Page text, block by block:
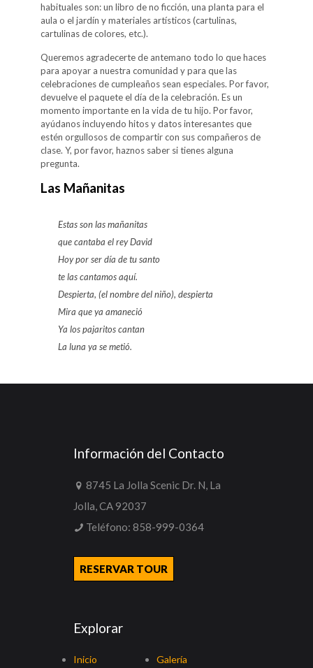
habituales son: un libro de no ficción, una planta para el
aula o el jardín y materiales artísticos (cartulinas,
cartulinas de colores, etc.).
Queremos agradecerte de antemano todo lo que haces
para apoyar a nuestra comunidad y para que las
celebraciones de cumpleaños sean especiales. Por favor,
devuelve el paquete el día de la celebración. Es un
momento importante en la vida de tu hijo. Por favor,
ayúdanos incluyendo hitos y datos interesantes que
estén orgullosos de compartir con sus compañeros de
clase. Y, por favor, haznos saber si tienes alguna
pregunta.
Las Mañanitas
Estas son las mañanitas
que cantaba el rey David
Hoy por ser día de tu santo
te las cantamos aquí.
Despierta, (el nombre del niño), despierta
Mira que ya amaneció
Ya los pajaritos cantan
La luna ya se metió.
Información del Contacto
8745 La Jolla Scenic Dr. N, La
Jolla, CA 92037
Teléfono: 858-999-0364
RESERVAR TOUR
Explorar
Inicio
Galería